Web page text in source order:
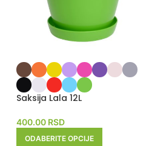
Saksija Lala 12L
400.00 RSD
ODABERITE OPCIJE